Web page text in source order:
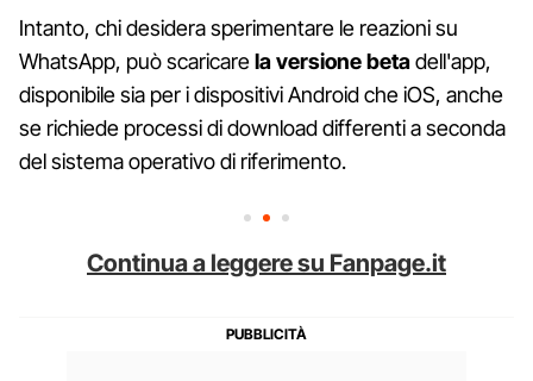
Intanto, chi desidera sperimentare le reazioni su
WhatsApp, può scaricarela versione betadell'app,
disponibile sia per i dispositivi Android che iOS, anche
se richiede processi di download differenti a seconda
del sistema operativo di riferimento.
Continua a leggere su Fanpage.it